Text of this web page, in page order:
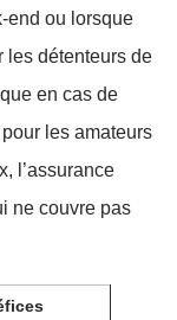
end ou lorsque
les détenteurs de
en cas de
les amateurs
l’assurance
ne couvre pas